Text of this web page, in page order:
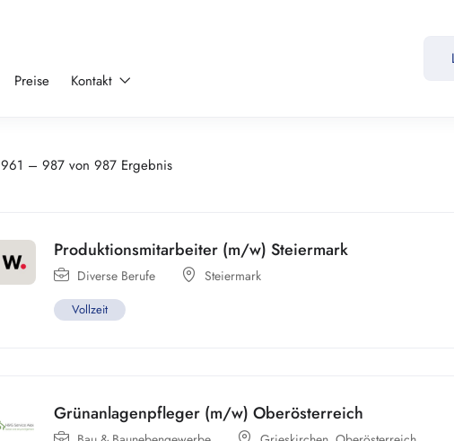
Preise Kontakt
961 – 987 von 987 Ergebnis
Produktionsmitarbeiter (m/w) Steiermark
Diverse Berufe Steiermark
Vollzeit
Grünanlagenpfleger (m/w) Oberösterreich